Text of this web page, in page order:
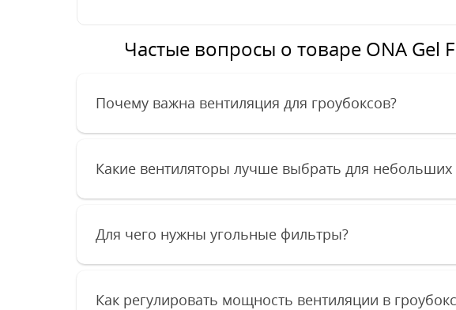
Частые вопросы о товаре ONA Gel
Почему важна вентиляция для гроубоксов?
Какие вентиляторы лучше выбрать для небольших
Для чего нужны угольные фильтры?
Как регулировать мощность вентиляции в